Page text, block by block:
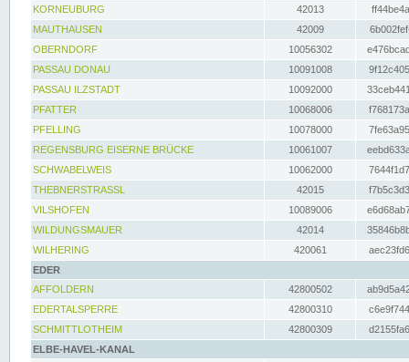
KORNEUBURG
42013
MAUTHAUSEN
42009
OBERNDORF
10056302
PASSAU DONAU
10091008
PASSAU ILZSTADT
10092000
PFATTER
10068006
PFELLING
10078000
REGENSBURG EISERNE BRÜCKE
10061007
SCHWABELWEIS
10062000
THEBNERSTRASSL
42015
VILSHOFEN
10089006
WILDUNGSMAUER
42014
WILHERING
420061
EDER
AFFOLDERN
42800502
EDERTALSPERRE
42800310
SCHMITTLOTHEIM
42800309
ELBE-HAVEL-KANAL